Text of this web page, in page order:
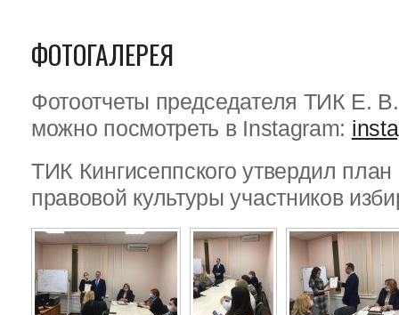
ФОТОГАЛЕРЕЯ
Фотоотчеты председателя ТИК Е.
можно посмотреть в Instagram:
ТИК Кингисеппского утвердил
правовой культуры участников